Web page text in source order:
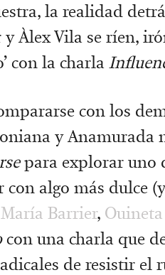
la realidad
Àlex Vila se ríen,
con la charla
con los
y Anamurada
para explorar uno
con algo más dulce
María Barrier, Ouineta
con una charla que
de resistir el